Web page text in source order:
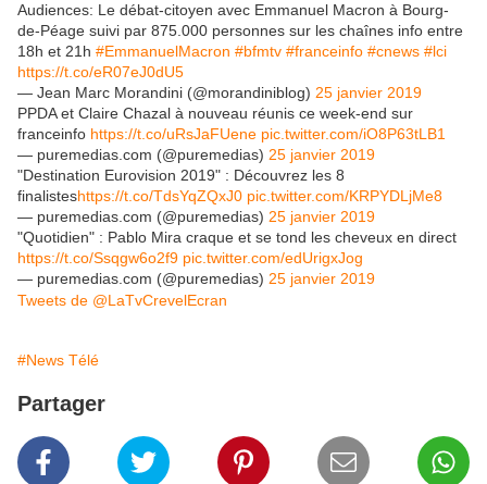
Audiences: Le débat-citoyen avec Emmanuel Macron à Bourg-
de-Péage suivi par 875.000 personnes sur les chaînes info entre
18h et 21h #EmmanuelMacron #bfmtv #franceinfo #cnews #lci
https://t.co/eR07eJ0dU5
— Jean Marc Morandini (@morandiniblog) 25 janvier 2019
PPDA et Claire Chazal à nouveau réunis ce week-end sur
franceinfo https://t.co/uRsJaFUene pic.twitter.com/iO8P63tLB1
— puremedias.com (@puremedias) 25 janvier 2019
"Destination Eurovision 2019" : Découvrez les 8
finalisteshttps://t.co/TdsYqZQxJ0 pic.twitter.com/KRPYDLjMe8
— puremedias.com (@puremedias) 25 janvier 2019
"Quotidien" : Pablo Mira craque et se tond les cheveux en direct
https://t.co/Ssqgw6o2f9 pic.twitter.com/edUrigxJog
— puremedias.com (@puremedias) 25 janvier 2019
Tweets de @LaTvCrevelEcran
#News Télé
Partager